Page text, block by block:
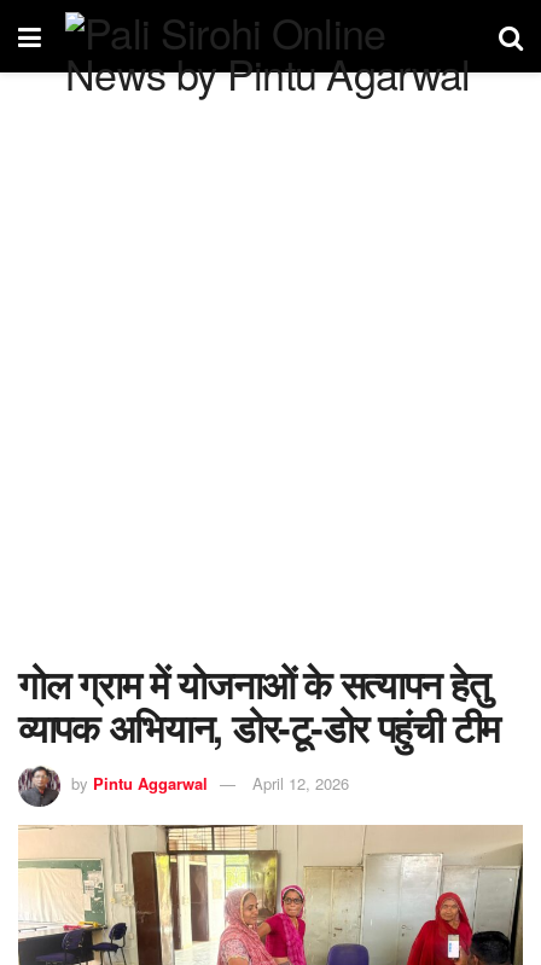
गोल ग्राम में योजनाओं के सत्यापन हेतु
व्यापक अभियान, डोर-टू-डोर पहुंची टीम
by Pintu Aggarwal April 12, 2026